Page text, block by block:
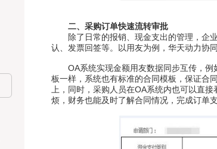
二、采购订单快速流转审批
除了日常的报销、现金支出的管理，企业
认、发票回签等。以用友为例，华天动力协同
OA系统实现金额用友数据同步互传，例
板一样，系统也有标准的合同模板，保证合
上，同时，采购人员在OA系统内也可以直
烦，财务也能及时了解合同情况，完成订单支